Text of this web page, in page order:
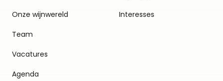
Onze wijnwereld
Team
Vacatures
Agenda
Interesses